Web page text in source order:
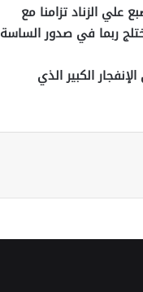
الزناد تزامنا مع
ربما في صدور الساسة
الكبير الذي